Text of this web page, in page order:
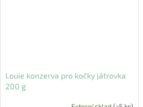
Louie konzerva pro kočky játrovka
200 g